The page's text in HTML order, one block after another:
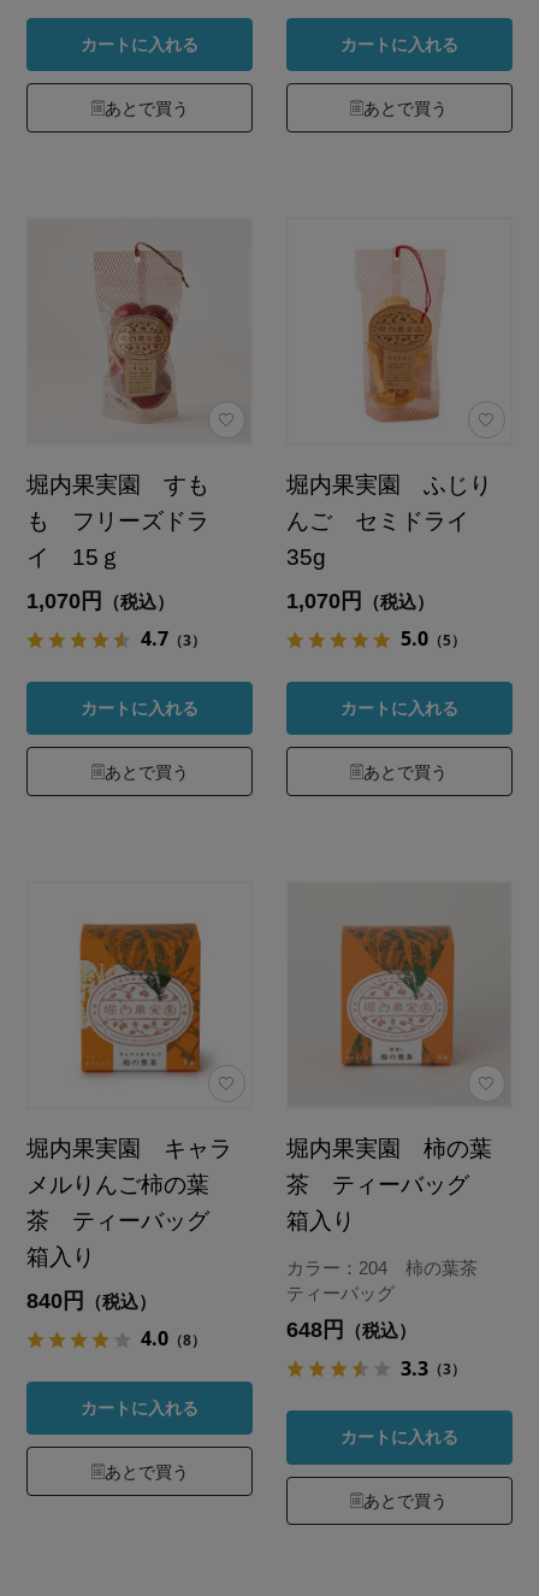
カートに入れる
あとで買う
カートに入れる
あとで買う
堀内果実園 すも
も フリーズドラ
イ 15ｇ
1,070円 （税込）
4.7 （3）
カートに入れる
あとで買う
堀内果実園 ふじり
んご セミドライ
35g
1,070円 （税込）
5.0 （5）
カートに入れる
あとで買う
堀内果実園 キャラ
メルりんご柿の葉
茶 ティーバッグ
箱入り
840円 （税込）
4.0 （8）
カートに入れる
あとで買う
堀内果実園 柿の葉
茶 ティーバッグ
箱入り
カラー：204 柿の葉茶
ティーバッグ
648円 （税込）
3.3 （3）
カートに入れる
あとで買う